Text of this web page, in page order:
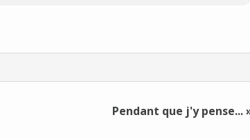
Pendant que j'y pense...